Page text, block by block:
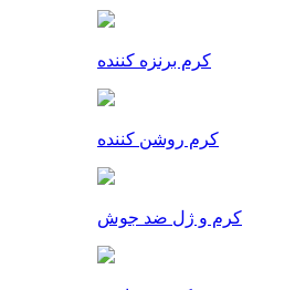
کرم برنزه کننده
کرم روشن کننده
کرم و ژل ضد جوش